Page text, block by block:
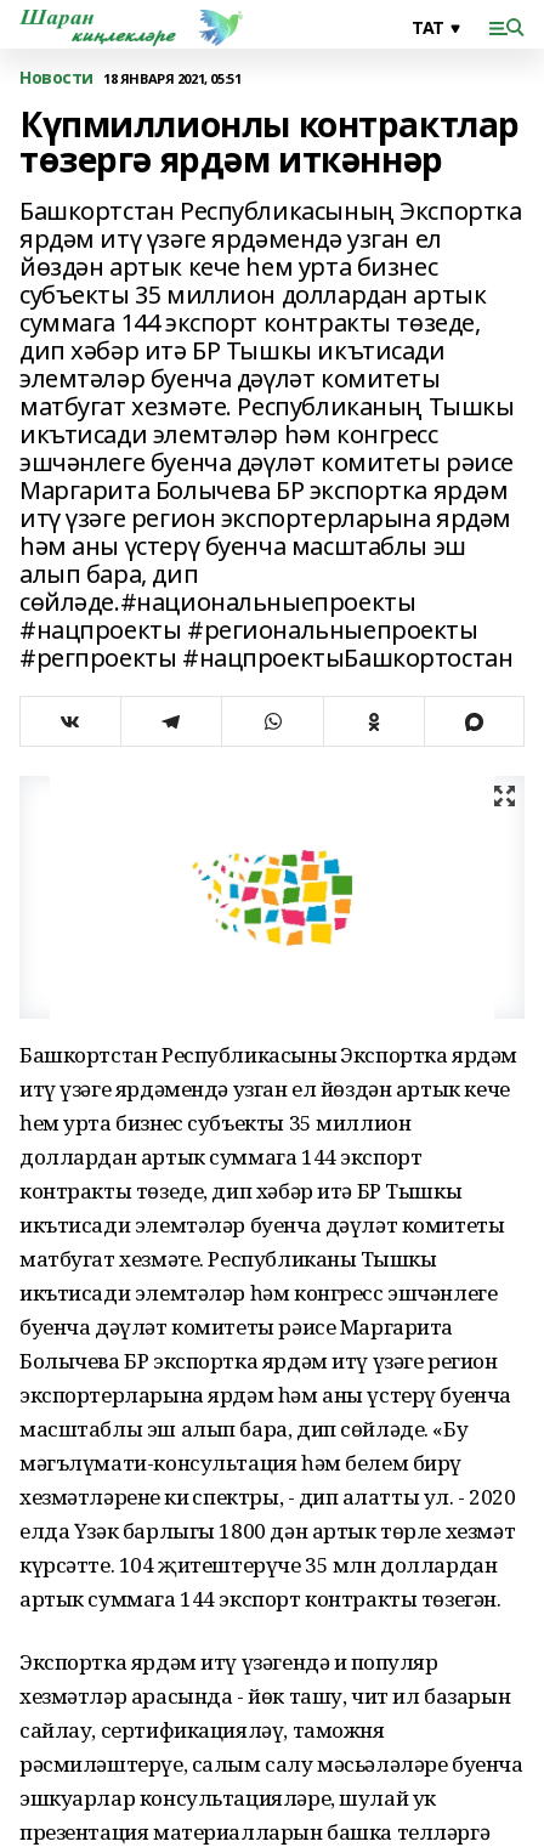
Новости 18 ЯНВАРЯ 2021, 05:51
Күпмиллионлы контрактлар
төзергә ярдәм иткәннәр
Башкортстан Республикасының Экспортка
ярдәм итү үзәге ярдәмендә узган ел
йөздән артык кече һем урта бизнес
субъекты 35 миллион доллардан артык
суммага 144 экспорт контракты төзеде,
дип хәбәр итә БР Тышкы икътисади
элемтәләр буенча дәүләт комитеты
матбугат хезмәте. Республиканың Тышкы
икътисади элемтәләр һәм конгресс
эшчәнлеге буенча дәүләт комитеты рәисе
Маргарита Болычева БР экспортка ярдәм
итү үзәге регион экспортерларына ярдәм
һәм аны үстерү буенча масштаблы эш
алып бара, дип
сөйләде.#национальныепроекты
#нацпроекты #региональныепроекты
#регпроекты #нацпроектыБашкортостан
Башкортстан Республикасының Экспортка ярдәм
итү үзәге ярдәмендә узган ел йөздән артык кече
һем урта бизнес субъекты 35 миллион
доллардан артык суммага 144 экспорт
контракты төзеде, дип хәбәр итә БР Тышкы
икътисади элемтәләр буенча дәүләт комитеты
матбугат хезмәте. Республиканың Тышкы
икътисади элемтәләр һәм конгресс эшчәнлеге
буенча дәүләт комитеты рәисе Маргарита
Болычева БР экспортка ярдәм итү үзәге регион
экспортерларына ярдәм һәм аны үстерү буенча
масштаблы эш алып бара, дип сөйләде. «Бу
мәгълүмати-консультация һәм белем бирү
хезмәтләренең киң спектры, - дип аңлатты ул. - 2020
елда Үзәк барлыгы 1800 дән артык төрле хезмәт
күрсәтте. 104 җитештерүче 35 млн доллардан
артык суммага 144 экспорт контракты төзегән.
Экспортка ярдәм итү үзәгендә иң популяр
хезмәтләр арасында - йөк ташу, чит ил базарын
сайлау, сертификацияләү, таможня
рәсмиләштерүе, салым салу мәсьәләләре буенча
эшкуарлар консультацияләре, шулай ук
презентация материалларын башка телләргә